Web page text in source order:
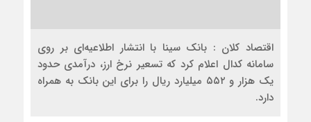
اقتصاد کلان : بانک سینا با انتشار اطلاعیه‌ای بر روی
سامانه کدال اعلام کرد که تسعیر نرخ ارز، درآمدی حدود
یک هزار و ۵۵۲ میلیارد ریال را برای این بانک به همراه
دارد.